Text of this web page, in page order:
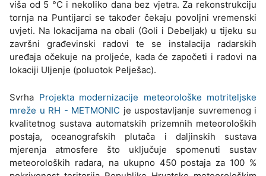
viša od 5 °C i nekoliko dana bez vjetra. Za rekonstrukciju
tornja na Puntijarci se također čekaju povoljni vremenski
uvjeti. Na lokacijama na obali (Goli i Debeljak) u tijeku su
završni građevinski radovi te se instalacija radarskih
uređaja očekuje na proljeće, kada će započeti i radovi na
lokaciji Uljenje (poluotok Pelješac).
Svrha Projekta modernizacije meteorološke motriteljske
mreže u RH - METMONIC je uspostavljanje suvremenog i
kvalitetnog sustava automatskih prizemnih meteoroloških
postaja, oceanografskih plutača i daljinskih sustava
mjerenja atmosfere što uključuje spomenuti sustav
meteoroloških radara, na ukupno 450 postaja za 100 %